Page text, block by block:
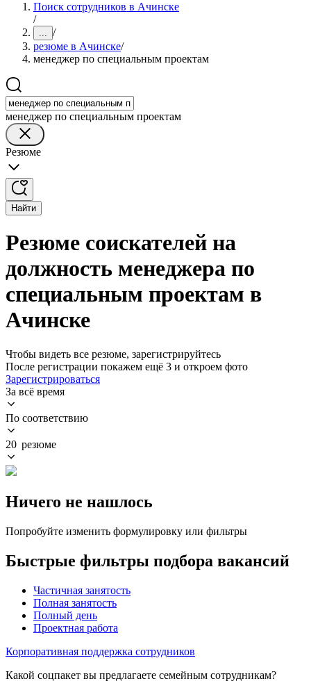
Поиск сотрудников в Ачинске
/
... /
резюме в Ачинске/
менеджер по специальным проектам
менеджер по специальным проектам
Резюме
Найти
Резюме соискателей на
должность менеджера по
специальным проектам в
Ачинске
Чтобы видеть все резюме, зарегистрируйтесь
После регистрации покажем ещё 3 и откроем фото
Зарегистрироваться
За всё время
По соответствию
20 резюме
Ничего не нашлось
Попробуйте изменить формулировку или фильтры
Быстрые фильтры подбора вакансий
Частичная занятость
Полная занятость
Полный день
Проектная работа
Корпоративная поддержка сотрудников
Какой соцпакет вы предлагаете семейным сотрудникам?